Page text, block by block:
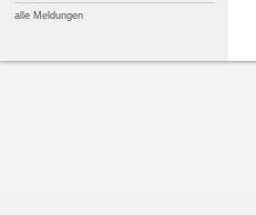
alle Meldungen